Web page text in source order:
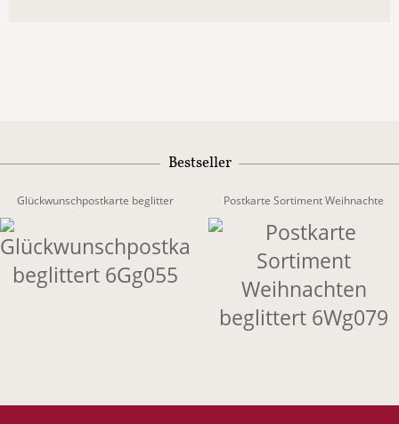
Bestseller
Glückwunschpostkarte beglitter Postkarte Sortiment Weihnachte